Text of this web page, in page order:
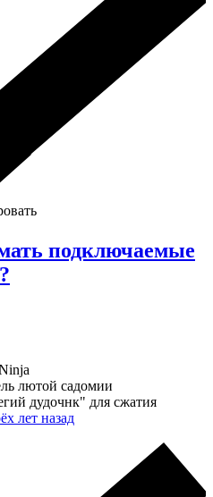
подключаемые
лютой садомии
дудочнк" для сжатия
лет назад